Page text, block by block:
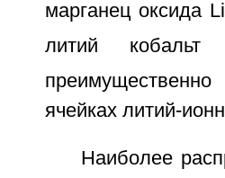
марганец оксида Li
литий
ячейках литий-
Наиболее